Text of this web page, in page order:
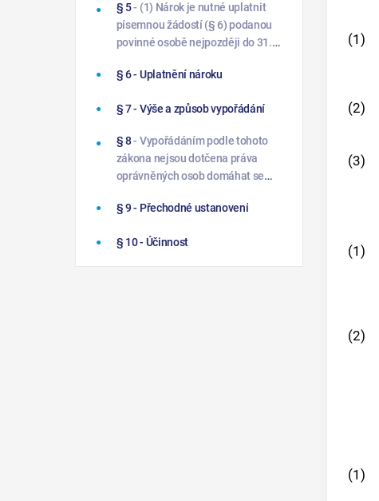
státu.
§ 5- (1) Nárok je nutné uplatnit
písemnou žádostí (§ 6) podanou
povinné osobě nejpozději do 31.
§ 6- Uplatnění nároku
§ 7- Výše a způsob vypořádání
§ 8- Vypořádáním podle tohoto
zákona nejsou dotčena práva
oprávněných osob domáhat se
odškodnění vůči jiným státům.
§ 9- Přechodné ustanovení
§ 10- Účinnost
(1)
(2)
(3)
(1)
(2)
(1)